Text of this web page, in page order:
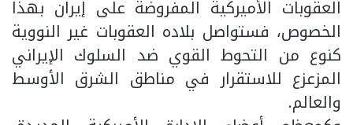
العقوبات الأميركية المفروضة على إيران بهذا
الخصوص، فستواصل بلاده العقوبات غير النووية
كنوع من التحوط القوي ضد السلوك الإيراني
المزعزع للاستقرار في مناطق الشرق الأوسط
والعالم.